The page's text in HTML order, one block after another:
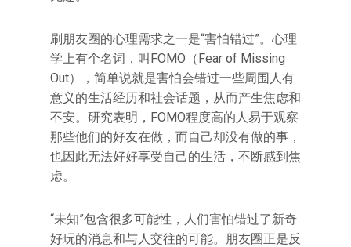
刷朋友圈的心理需求之一是“害怕错过”。心理
学上有个名词，叫FOMO（Fear of Missing
Out），简单说就是害怕会错过一些周围人有
意义的生活经历和社会话题，从而产生焦虑和
不安。研究表明，FOMO程度高的人易于观察
那些他们的好友在做，而自己却没有做的事，
也因此无法好好享受自己的生活，不断感到焦
虑。
“未知”包含很多可能性，人们害怕错过了新奇
好玩的消息和与人交往的可能。朋友圈正是反